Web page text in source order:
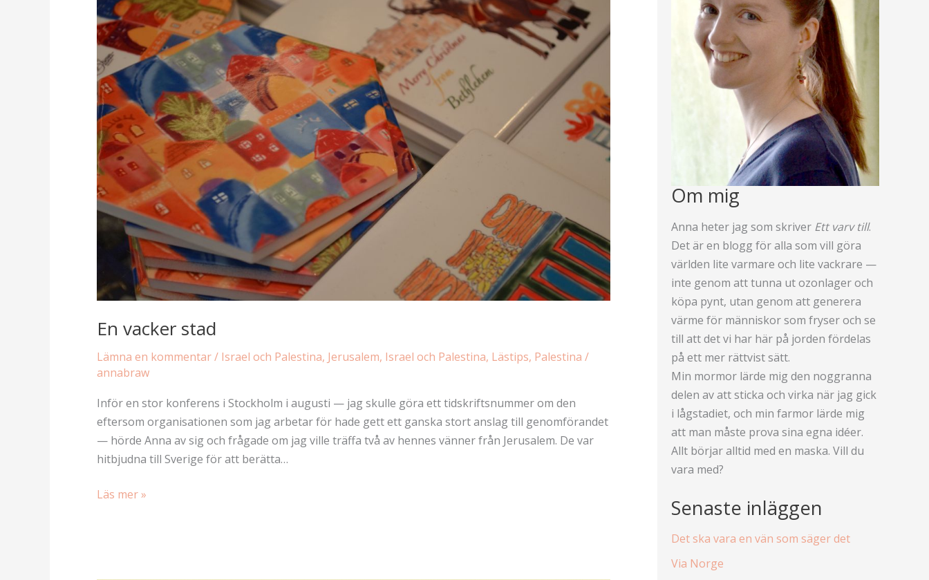
En vacker stad
Lämna en kommentar/ Israel och Palestina, Jerusalem, Israel och Palestina, Lästips, Palestina /
annabraw
Inför en stor konferens i Stockholm i augusti — jag skulle göra ett tidskriftsnummer om den
eftersom organisationen som jag arbetar för hade gett ett ganska stort anslag till genomförandet
— hörde Anna av sig och frågade om jag ville träffa två av hennes vänner från Jerusalem. De var
hitbjudna till Sverige för att berätta…
En
Läs mer »
Om mig
Anna heter jag som skriver Ett varv till.
Det är en blogg för alla som vill göra
världen lite varmare och lite vackrare —
inte genom att tunna ut ozonlager och
köpa pynt, utan genom att generera
värme för människor som fryser och se
till att det vi har här på jorden fördelas
på ett mer rättvist sätt.
Min mormor lärde mig den noggranna
delen av att sticka och virka när jag gick
i lågstadiet, och min farmor lärde mig
att man måste prova sina egna idéer.
Allt börjar alltid med en maska. Vill du
vara med?
Senaste inläggen
Det ska vara en vän som säger det
Via Norge